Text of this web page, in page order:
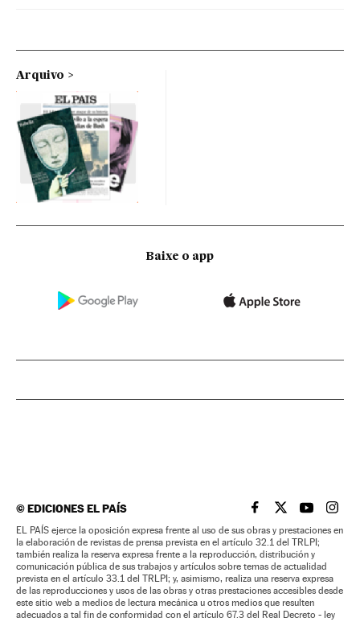
Arquivo
Baixe o app
©EDICIONES EL PAÍS EL PAÍS BRASIL EN
EL PAÍSEL PAÍS
EL
EL PAÍS ejerce la oposición expresa frente al uso de sus obras y prestaciones en
la elaboración de revistas de prensa prevista en el artículo 32.1 del TRLPI;
también realiza la reserva expresa frente a la reproducción, distribución y
comunicación pública de sus trabajos y artículos sobre temas de actualidad
prevista en el artículo 33.1 del TRLPI; y, asimismo, realiza una reserva expresa
de las reproducciones y usos de las obras y otras prestaciones accesibles desde
este sitio web a medios de lectura mecánica u otros medios que resulten
adecuados a tal fin de conformidad con el artículo 67.3 del Real Decreto - ley